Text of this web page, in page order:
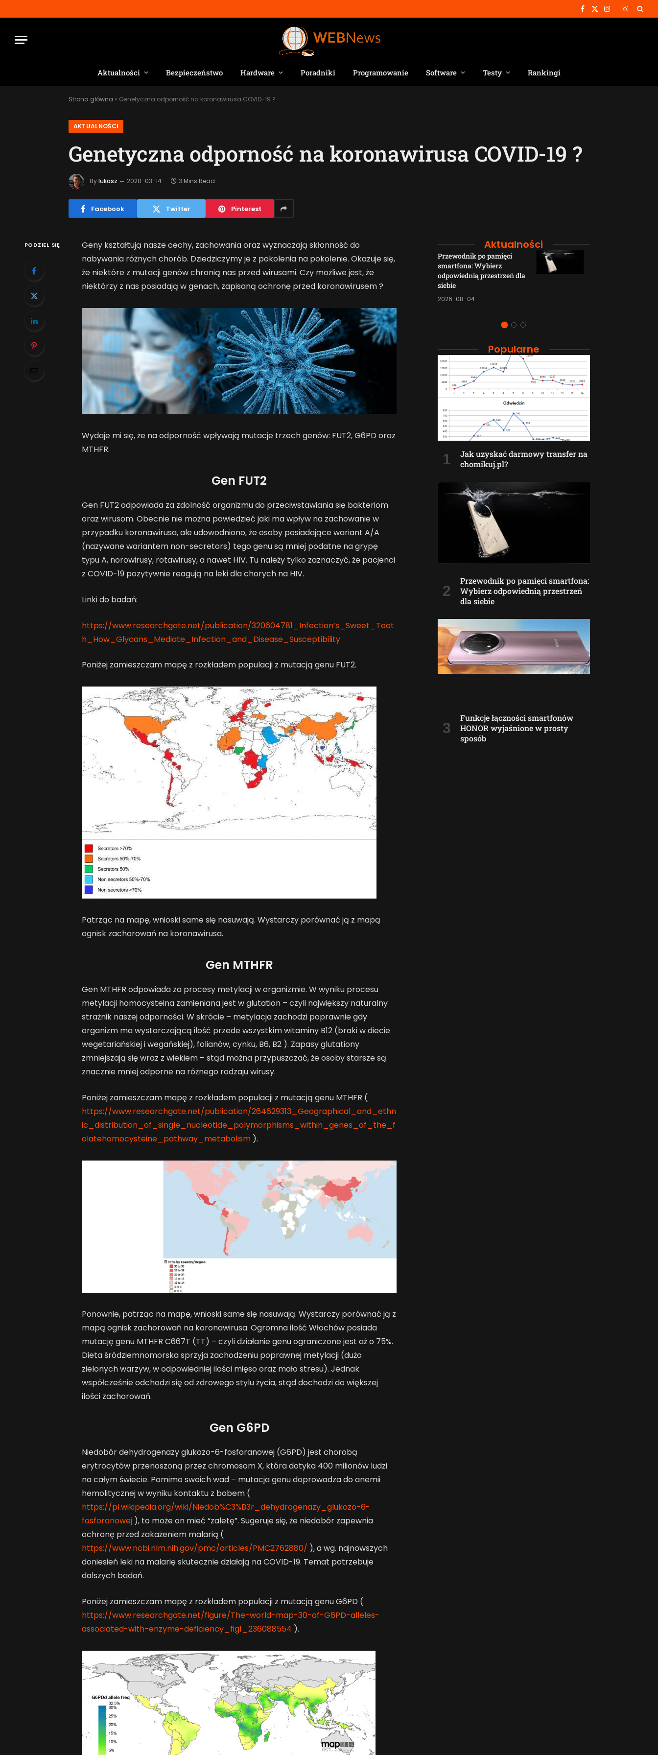
Facebook
X
Instagram
Aktualności Bezpieczeństwo Hardware Poradniki Programowanie Software Testy Rankingi
Strona główna » Genetyczna odporność na koronawirusa COVID-19 ?
AKTUALNOŚCI
Genetyczna odporność na koronawirusa COVID-19 ?
By lukasz 2020-03-14 3 Mins Read
Facebook Twitter Pinterest
PODZIEL SIĘ
Geny kształtują nasze cechy, zachowania oraz wyznaczają skłonność do
nabywania różnych chorób. Dziedziczymy je z pokolenia na pokolenie. Okazuje się,
że niektóre z mutacji genów chronią nas przed wirusami. Czy możliwe jest, że
niektórzy z nas posiadają w genach, zapisaną ochronę przed koronawirusem ?
Wydaje mi się, że na odporność wpływają mutacje trzech genów: FUT2, G6PD oraz
MTHFR.
Gen FUT2
Gen FUT2 odpowiada za zdolność organizmu do przeciwstawiania się bakteriom
oraz wirusom. Obecnie nie można powiedzieć jaki ma wpływ na zachowanie w
przypadku koronawirusa, ale udowodniono, że osoby posiadające wariant A/A
(nazywane wariantem non-secretors) tego genu są mniej podatne na grypę
typu A, norowirusy, rotawirusy, a nawet HIV. Tu należy tylko zaznaczyć, że pacjenci
z COVID-19 pozytywnie reagują na leki dla chorych na HIV.
Linki do badań:
https://www.researchgate.net/publication/320604781_Infection’s_Sweet_Toot
h_How_Glycans_Mediate_Infection_and_Disease_Susceptibility
Poniżej zamieszczam mapę z rozkładem populacji z mutacją genu FUT2.
Patrząc na mapę, wnioski same się nasuwają. Wystarczy porównać ją z mapą
ognisk zachorowań na koronawirusa.
Gen MTHFR
Gen MTHFR odpowiada za procesy metylacji w organizmie. W wyniku procesu
metylacji homocysteina zamieniana jest w glutation – czyli największy naturalny
strażnik naszej odporności. W skrócie – metylacja zachodzi poprawnie gdy
organizm ma wystarczającą ilość przede wszystkim witaminy B12 (braki w diecie
wegetariańskiej i wegańskiej), folianów, cynku, B6, B2 ). Zapasy glutationy
zmniejszają się wraz z wiekiem – stąd można przypuszczać, że osoby starsze są
znacznie mniej odporne na różnego rodzaju wirusy.
Poniżej zamieszczam mapę z rozkładem populacji z mutacją genu MTHFR (
https://www.researchgate.net/publication/264629313_Geographical_and_ethn
ic_distribution_of_single_nucleotide_polymorphisms_within_genes_of_the_f
olatehomocysteine_pathway_metabolism).
Ponownie, patrząc na mapę, wnioski same się nasuwają. Wystarczy porównać ją z
mapą ognisk zachorowań na koronawirusa. Ogromna ilość Włochów posiada
mutację genu MTHFR C667T (TT) – czyli działanie genu ograniczone jest aż o 75%.
Dieta śródziemnomorska sprzyja zachodzeniu poprawnej metylacji (dużo
zielonych warzyw, w odpowiedniej ilości mięso oraz mało stresu). Jednak
współcześnie odchodzi się od zdrowego stylu życia, stąd dochodzi do większej
ilości zachorowań.
Gen G6PD
Niedobór dehydrogenazy glukozo-6-fosforanowej (G6PD) jest chorobą
erytrocytów przenoszoną przez chromosom X, która dotyka 400 milionów ludzi
na całym świecie. Pomimo swoich wad – mutacja genu doprowadza do anemii
hemolitycznej w wyniku kontaktu z bobem (
https://pl.wikipedia.org/wiki/Niedob%C3%B3r_dehydrogenazy_glukozo-6-
fosforanowej), to może on mieć “zaletę”. Sugeruje się, że niedobór zapewnia
ochronę przed zakażeniem malarią (
https://www.ncbi.nlm.nih.gov/pmc/articles/PMC2762880/ ), a wg. najnowszych
doniesień leki na malarię skutecznie działają na COVID-19. Temat potrzebuje
dalszych badań.
Poniżej zamieszczam mapę z rozkładem populacji z mutacją genu G6PD (
https://www.researchgate.net/figure/The-world-map-30-of-G6PD-alleles-
associated-with-enzyme-deficiency_fig1_236088554 ).
Aktualności
Jak AI zmienia e-
Przewodnik po pamięci
smartfona: Wybierz
odpowiednią przestrzeń dla
siebie
2026-08-04
Popularne
Jak uzyskać darmowy transfer na
chomikuj.pl?
Przewodnik po pamięci smartfona:
Wybierz odpowiednią przestrzeń
dla siebie
Funkcje łączności smartfonów
HONOR wyjaśnione w prosty
sposób